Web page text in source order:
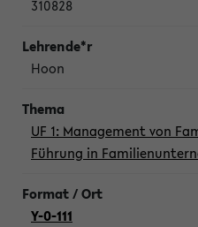
310828
Hoon
UF 1: Management von
Führung in
Y-0-111